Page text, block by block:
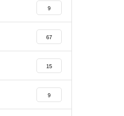
9
67
15
9